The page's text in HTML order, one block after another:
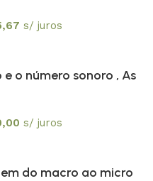
s/ juros
o número sonoro , As
s/ juros
do macro ao micro